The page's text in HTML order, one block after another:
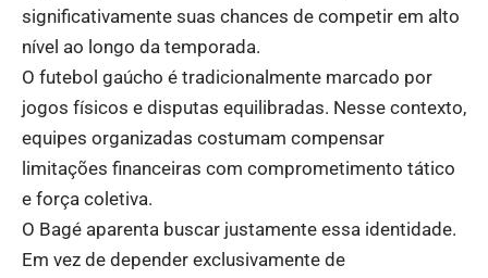
significativamente suas chances de competir em alto
nível ao longo da temporada.
O futebol gaúcho é tradicionalmente marcado por
jogos físicos e disputas equilibradas. Nesse contexto,
equipes organizadas costumam compensar
limitações financeiras com comprometimento tático
e força coletiva.
O Bagé aparenta buscar justamente essa identidade.
Em vez de depender exclusivamente de